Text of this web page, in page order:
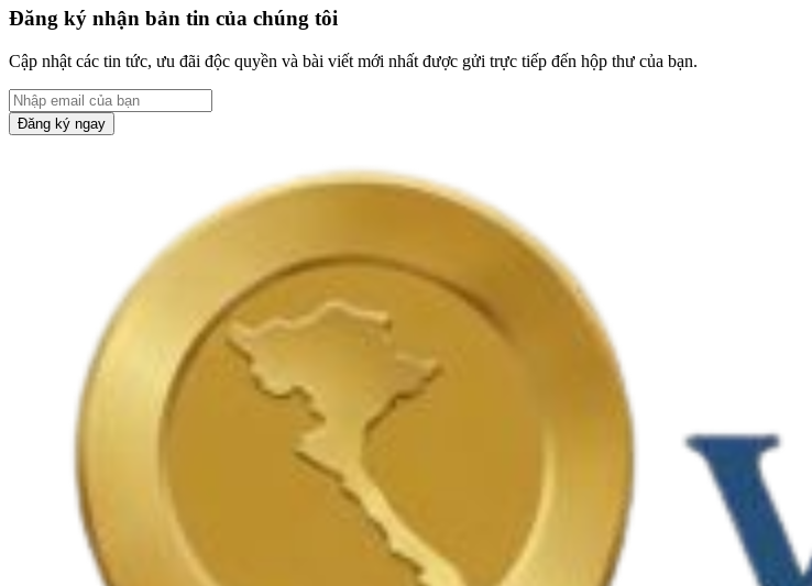
Đăng ký nhận bản tin của chúng tôi
Cập nhật các tin tức, ưu đãi độc quyền và bài viết mới nhất được gửi trực tiếp đến hộp thư của bạn.
Đăng ký ngay